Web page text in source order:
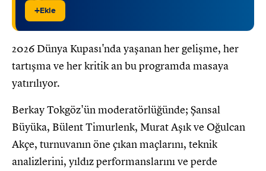
+Ekle
2026 Dünya Kupası'nda yaşanan her gelişme, her
tartışma ve her kritik an bu programda masaya
yatırılıyor.
Berkay Tokgöz'ün moderatörlüğünde; Şansal
Büyüka, Bülent Timurlenk, Murat Aşık ve Oğulcan
Akçe, turnuvanın öne çıkan maçlarını, teknik
analizlerini, yıldız performanslarını ve perde